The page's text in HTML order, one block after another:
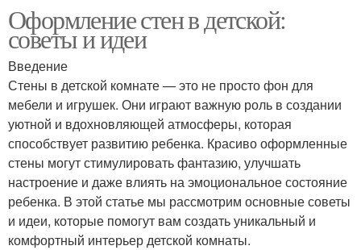
Оформление стен в детской:
советы и идеи
Введение
Стены в детской комнате — это не просто фон для
мебели и игрушек. Они играют важную роль в создании
уютной и вдохновляющей атмосферы, которая
способствует развитию ребенка. Красиво оформленные
стены могут стимулировать фантазию, улучшать
настроение и даже влиять на эмоциональное состояние
ребенка. В этой статье мы рассмотрим основные советы
и идеи, которые помогут вам создать уникальный и
комфортный интерьер детской комнаты.